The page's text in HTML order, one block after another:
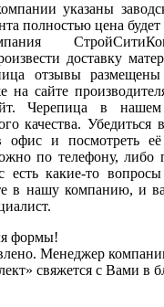
указаны
полностью цена будет
доставку
отзывы
на сайте
Черепица в
качества.
и посмотреть
по телефону, либо
есть какие-то
в нашу компанию, и
формы!
Менеджер
свяжется с Вами в